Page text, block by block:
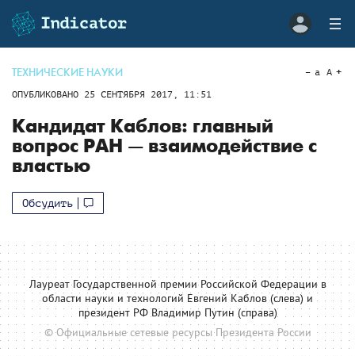
ТЕХНИЧЕСКИЕ НАУКИ
ОПУБЛИКОВАНО 25 СЕНТЯБРЯ 2017, 11:51
a A
Кандидат Каблов: главный
вопрос РАН — взаимодействие с
властью
Обсудить
Лауреат Государственной премии Российской Федерации в
области науки и технологий Евгений Каблов (слева) и
президент РФ Владимир Путин (справа)
© Официальные сетевые ресурсы Президента России